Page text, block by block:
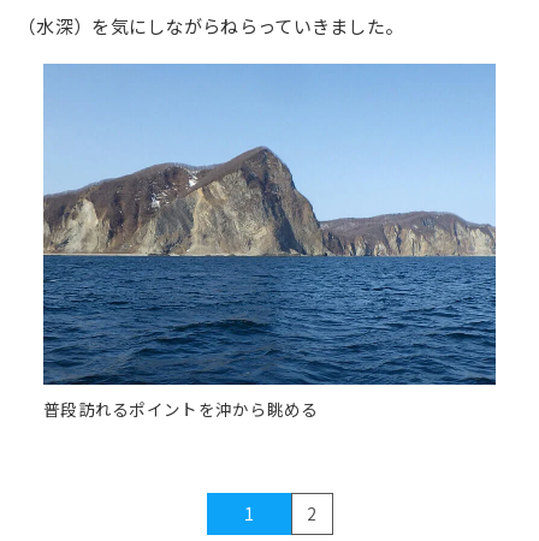
（水深）を気にしながらねらっていきました。
普段訪れるポイントを沖から眺める
1 2